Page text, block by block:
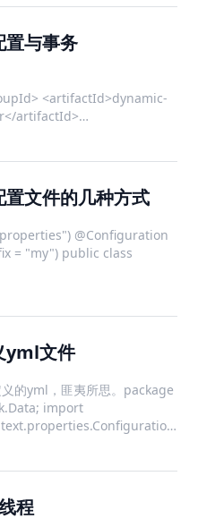
与事务
<artifactId>dynamic-
artifactId>
文件的几种方式
@Configuration
= "my") public class
yml文件
的yml，匪夷所思。package
import
程